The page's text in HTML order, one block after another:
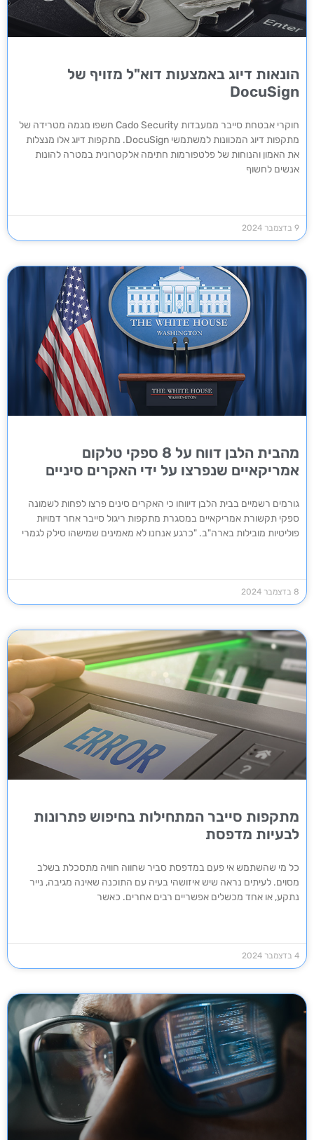
הונאות דיוג באמצעות דוא"ל מזויף של
DocuSign
חוקרי אבטחת סייבר ממעבדות Cado Security חשפו מגמה מטרידה של
מתקפות דיוג המכוונות למשתמשי DocuSign. מתקפות דיוג אלו מנצלות
את האמון והנוחות של פלטפורמות חתימה אלקטרונית במטרה להונות
אנשים לחשוף
9 בדצמבר 2024
מהבית הלבן דווח על 8 ספקי טלקום
אמריקאיים שנפרצו על ידי האקרים סיניים
גורמים רשמיים בבית הלבן דיווחו כי האקרים סינים פרצו לפחות לשמונה
ספקי תקשורת אמריקאיים במסגרת מתקפות ריגול סייבר אחר דמויות
פוליטיות מובילות בארה"ב. "כרגע אנחנו לא מאמינים שמישהו סילק לגמרי
8 בדצמבר 2024
מתקפות סייבר המתחילות בחיפוש פתרונות
לבעיות מדפסת
כל מי שהשתמש אי פעם במדפסת סביר שחווה חוויה מתסכלת בשלב
מסוים. לעיתים נראה שיש איזושהי בעיה עם התוכנה שאינה מגיבה, נייר
נתקע, או אחד מכשלים אפשריים רבים אחרים. כאשר
4 בדצמבר 2024